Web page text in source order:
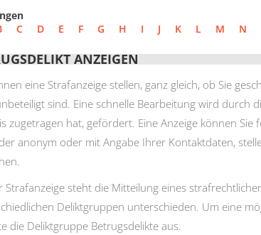
C D E F G H I J K L M N
ANZEIGEN
eine Strafanzeige stellen, ganz gleich, ob Sie
sind. Eine schnelle Bearbeitung wird durch
zugetragen hat, gefördert. Eine Anzeige können Sie
anonym oder mit Angabe Ihrer Kontaktdaten,
Strafanzeige steht die Mitteilung eines
Deliktgruppen unterschieden. Um eine
die Deliktgruppe Betrugsdelikte aus.